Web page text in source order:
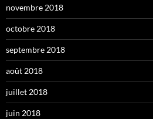
novembre 2018
octobre 2018
septembre 2018
août 2018
juillet 2018
juin 2018